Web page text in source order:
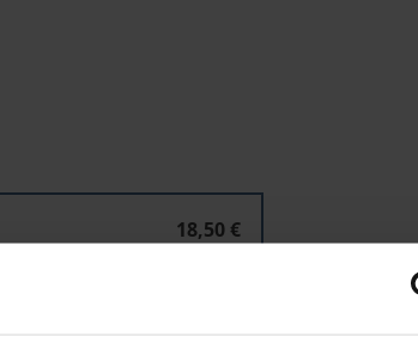
18,50 €